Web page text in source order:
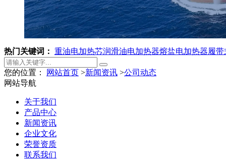
热门关键词： 重油电加热芯润滑油电加热器熔盐电加热器履
您的位置： 网站首页 >新闻资讯 >公司动态
网站导航
关于我们
产品中心
新闻资讯
企业文化
荣誉资质
联系我们